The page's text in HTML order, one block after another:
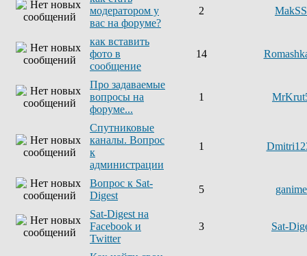
модератором у
вас на форуме?
2
как вставить
фото в
сообщение
14
Про задаваемые
вопросы на
форуме...
1
Спутниковые
каналы. Вопрос
к
администрации
1
Вопрос к Sat-
Digest
5
Sat-Digest на
Facebook и
Twitter
3 Sat-